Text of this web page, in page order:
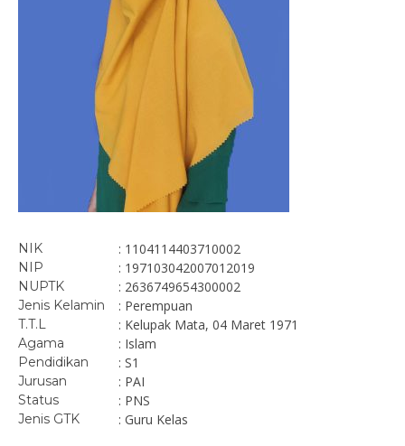
NIK : 1104114403710002
NIP : 197103042007012019
NUPTK : 2636749654300002
Jenis Kelamin : Perempuan
T.T.L : Kelupak Mata, 04 Maret 1971
Agama : Islam
Pendidikan : S1
Jurusan : PAI
Status : PNS
Jenis GTK : Guru Kelas